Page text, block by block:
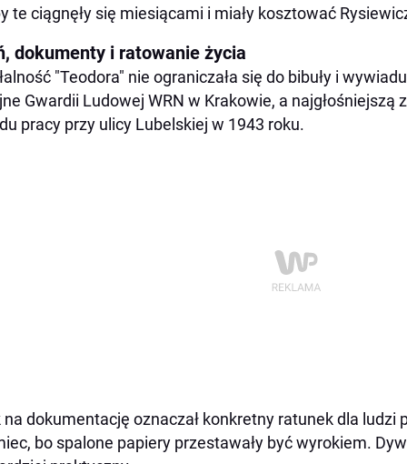
te ciągnęły się miesiącami i miały kosztować
dokumenty i ratowanie życia
"Teodora" nie ograniczała się do bibuły i
Gwardii Ludowej WRN w Krakowie, a najgłośniejszą
pracy przy ulicy Lubelskiej w 1943 roku.
na dokumentację oznaczał konkretny ratunek dla ludzi
bo spalone papiery przestawały być wyrokiem.